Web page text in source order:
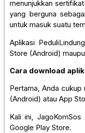
menunjukkan
yang berguna
untuk masuk suatu
Aplikasi
Store (Android)
Cara download
Pertama, Anda
(Android) atau App
Kali ini,
Google Play Store.